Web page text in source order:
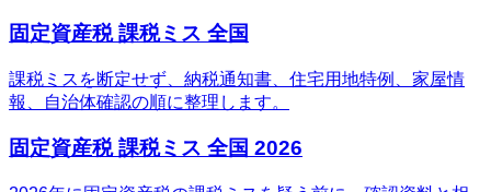
固定資産税 課税ミス 全国
課税ミスを断定せず、納税通知書、住宅用地特例、家屋情
報、自治体確認の順に整理します。
固定資産税 課税ミス 全国 2026